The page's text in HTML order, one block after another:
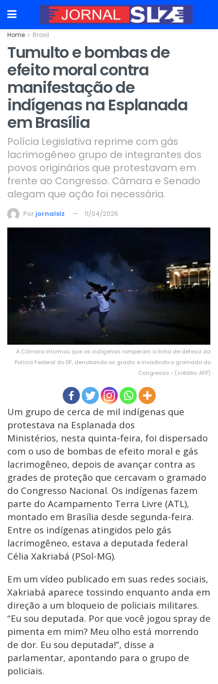
Home Brasil
Tumulto e bombas de
efeito moral contra
manifestação de
indígenas na Esplanada
em Brasília
Polícia Legislativa reprime com gás
lacrimogêneo grupo de integrantes dos
povos originários que protestavam em
frente ao Congresso. Câmara e Senado
alegam que ação foi necessária.
Por jornalslz 11/04/2025
A Câmara informou que os indígenas romperam a linha de defesa da
Polícia Federal do DF, derrubando os gradis e invadindo o gramado do
Congresso - (crédito: AFP)
Um grupo de cerca de mil indígenas que
protestava na Esplanada dos
Ministérios, nesta quinta-feira, foi dispersado
com o uso de bombas de efeito moral e gás
lacrimogêneo, depois de avançar contra as
grades de proteção que cercavam o gramado
do Congresso Nacional. Os indígenas fazem
parte do Acampamento Terra Livre (ATL),
montado em Brasília desde segunda-feira.
Entre os indígenas atingidos pelo gás
lacrimogêneo, estava a deputada federal
Célia Xakriabá (PSol-MG).
Em um vídeo publicado em suas redes sociais,
Xakriabá aparece tossindo enquanto anda em
direção a um bloqueio de policiais militares.
“Eu sou deputada. Por que você jogou spray de
pimenta em mim? Meu olho está morrendo
de dor. Eu sou deputada!”, disse a
parlamentar, apontando para o grupo de
policiais.